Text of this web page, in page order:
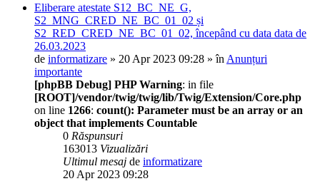
Eliberare atestate S12_BC_NE_G,
S2_MNG_CRED_NE_BC_01_02 și
S2_RED_CRED_NE_BC_01_02, începând cu data data de
26.03.2023
de informatizare » 20 Apr 2023 09:28 » în Anunțuri
importante
[phpBB Debug] PHP Warning: in file
[ROOT]/vendor/twig/twig/lib/Twig/Extension/Core.php
on line 1266: count(): Parameter must be an array or an
object that implements Countable
0 Răspunsuri
163013 Vizualizări
Ultimul mesaj de informatizare
20 Apr 2023 09:28